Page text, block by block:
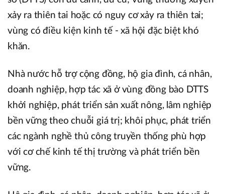
xảy ra thiên tai hoặc có nguy cơ xảy ra thiên tai;
vùng có điều kiện kinh tế - xã hội đặc biệt khó
khăn.
Nhà nước hỗ trợ cộng đồng, hộ gia đình, cá nhân,
doanh nghiệp, hợp tác xã ở vùng đồng bào DTTS
khởi nghiệp, phát triển sản xuất nông, lâm nghiệp
bền vững theo chuỗi giá trị; khôi phục, phát triển
các ngành nghề thủ công truyền thống phù hợp
với cơ chế kinh tế thị trường và phát triển bền
vững.